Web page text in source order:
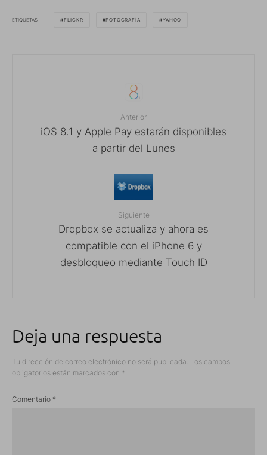
ETIQUETAS FLICKR FOTOGRAFÍA YAHOO
Anterior
iOS 8.1 y Apple Pay estarán disponibles
a partir del Lunes
Siguiente
Dropbox se actualiza y ahora es
compatible con el iPhone 6 y
desbloqueo mediante Touch ID
Deja una respuesta
Tu dirección de correo electrónico no será publicada. Los campos
obligatorios están marcados con *
Comentario *